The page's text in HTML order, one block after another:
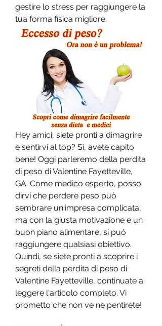
gestire lo stress per raggiungere la
tua forma fisica migliore.
Hey amici, siete pronti a dimagrire
e sentirvi al top? Sì, avete capito
bene! Oggi parleremo della perdita
di peso di Valentine Fayetteville,
GA. Come medico esperto, posso
dirvi che perdere peso può
sembrare un'impresa complicata,
ma con la giusta motivazione e un
buon piano alimentare, si può
raggiungere qualsiasi obiettivo.
Quindi, se siete pronti a scoprire i
segreti della perdita di peso di
Valentine Fayetteville, continuate a
leggere l'articolo completo. Vi
prometto che non ve ne pentirete!